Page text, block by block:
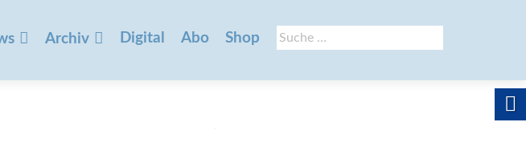
Suche
nach:
Archiv Digital Abo Shop